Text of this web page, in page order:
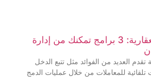
برامج المحاسبة العقارية: 3 برامج تمكنك من إدارة
تقدم العديد من الفوائد مثل تتبع الدخل
تلقائية للمعاملات من خلال عمليات الدمج